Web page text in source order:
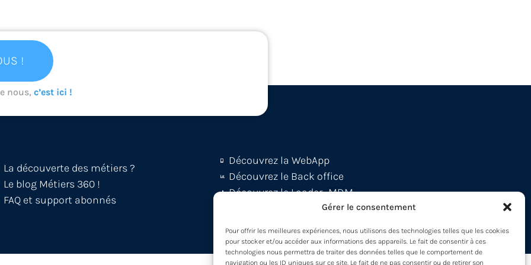
Gérer le consentement
Pour offrir les meilleures expériences, nous utilisons des technologies telles que les cookies
pour stocker et/ou accéder aux informations des appareils. Le fait de consentir à ces
technologies nous permettra de traiter des données telles que le comportement de
navigation ou les ID uniques sur ce site. Le fait de ne pas consentir ou de retirer son
!
nous, c’est ici !
La découverte des métiers ?
Le blog Métiers 360 !
FAQ et support abonnés
Découvrez la WebApp
Découvrez le Back office
Découvrez le Loader -MDM
Participez à nos formations !